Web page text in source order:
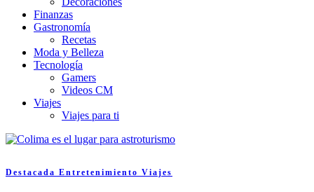
Finanzas
Gastronomía
Recetas
Moda y Belleza
Tecnología
Gamers
Videos CM
Viajes
Viajes para ti
Destacada Entretenimiento Viajes